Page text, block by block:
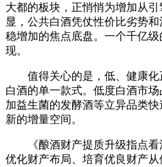
大都的板块，正悄悄为增加从
显，公共白酒凭仗性价比劣势
稳增加的焦点底盘。一个千亿
现。
值得关心的是，低、健康化
白酒的单一款式。低度白酒市
加益生菌的发酵酒等立异品类
新的增量空间。
《酿酒财产提质升级指点看
优化财产布局、培育优良财产